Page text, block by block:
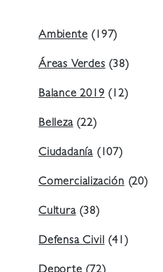
Ambiente(197)
Áreas Verdes(38)
Balance 2019(12)
Belleza(22)
Ciudadanía (107)
Comercialización(20)
Cultura(38)
Defensa Civil(41)